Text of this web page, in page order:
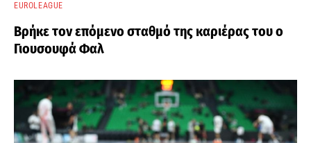
EUROLEAGUE
Βρήκε τον επόμενο σταθμό της καριέρας του ο
Γιουσουφά Φαλ